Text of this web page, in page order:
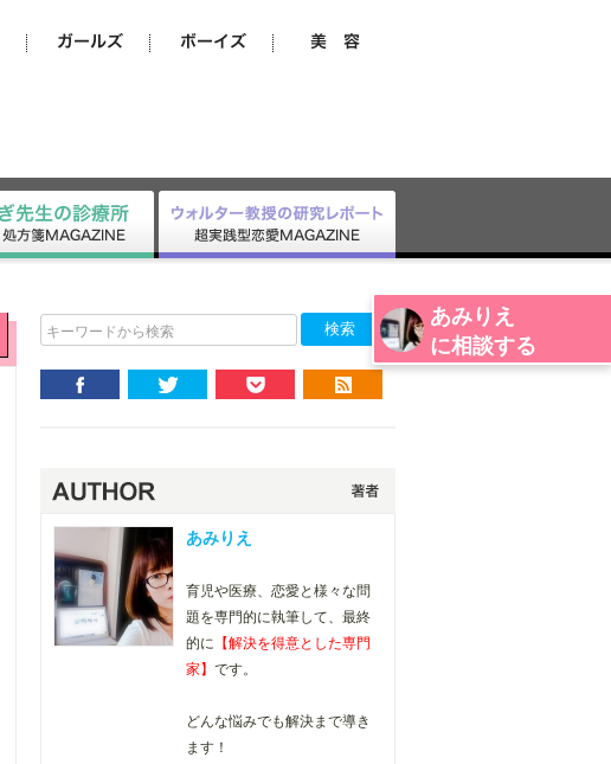
あみりえ
に相談する
キーワードから検索
あみりえ
育児や医療、恋愛と様々な問
題を専門的に執筆して、最終
的に 【解決を得意とした専門
家】 です。
どんな悩みでも解決まで導き
ます！